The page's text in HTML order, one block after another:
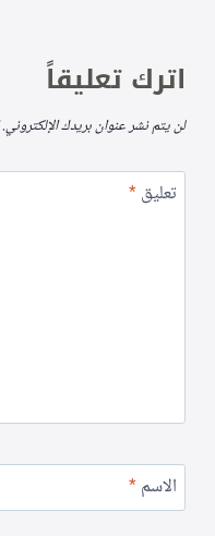
اترك تعليقاً
لن يتم نشر عنوان بريدك الإلكتروني.
تعليق*
الاسم*